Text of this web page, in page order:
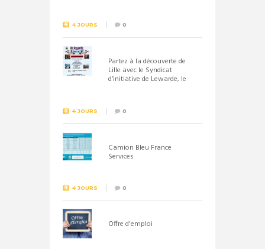
4 JOURS 0
Partez à la découverte de
Lille avec le Syndicat
d’initiative de Lewarde, le
4 JOURS 0
Camion Bleu France
Services
4 JOURS 0
Offre d'emploi